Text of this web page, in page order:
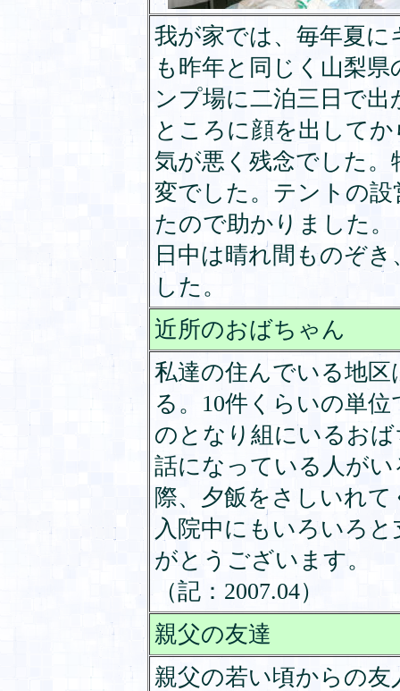
我が家では、毎年夏
も昨年と同じく山梨
ンプ場に二泊三日で
ところに顔を出して
気が悪く残念でした
変でした。テントの
たので助かりました。
日中は晴れ間ものぞ
した。
近所のおばちゃん
私達の住んでいる地
る。10件くらいの単
のとなり組にいるお
話になっている人が
際、夕飯をさしいれ
入院中にもいろいろ
がとうございます。
（記：2007.04）
親父の友達
親父の若い頃からの